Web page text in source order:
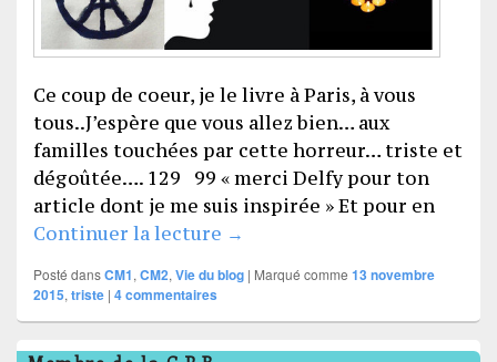
Ce coup de coeur, je le livre à Paris, à vous
tous..J’espère que vous allez bien… aux
familles touchées par cette horreur… triste et
dégoûtée…. 129 99 « merci Delfy pour ton
article dont je me suis inspirée » Et pour en
Continuer la lecture Pas de coup de coeur du
→
Posté dansCM1, CM2, Vie du blog | Marqué comme 13 novembre
2015, triste | 4commentaires
Zone